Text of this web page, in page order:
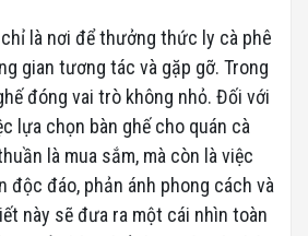
là nơi để thưởng thức ly cà phê
gian tương tác và gặp gỡ. Trong
đóng vai trò không nhỏ. Đối với
lựa chọn bàn ghế cho quán cà
là mua sắm, mà còn là việc
độc đáo, phản ánh phong cách và
này sẽ đưa ra một cái nhìn toàn